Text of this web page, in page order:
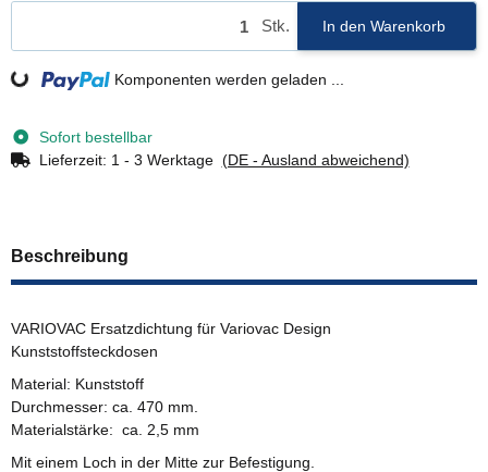
Stk. In den Warenkorb
Loading... Komponenten werden geladen ...
Sofort bestellbar
Lieferzeit: 1 - 3 Werktage (DE - Ausland abweichend)
Beschreibung
VARIOVAC Ersatzdichtung für Variovac Design
Kunststoffsteckdosen
Material: Kunststoff
Durchmesser: ca. 470 mm.
Materialstärke: ca. 2,5 mm
Mit einem Loch in der Mitte zur Befestigung.